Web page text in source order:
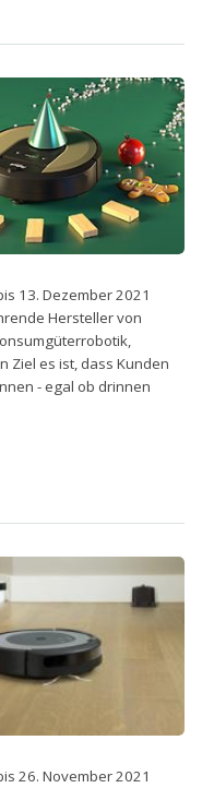
13. Dezember 2021
Hersteller von
Ziel es ist, dass Kunden
- egal ob drinnen
26. November 2021